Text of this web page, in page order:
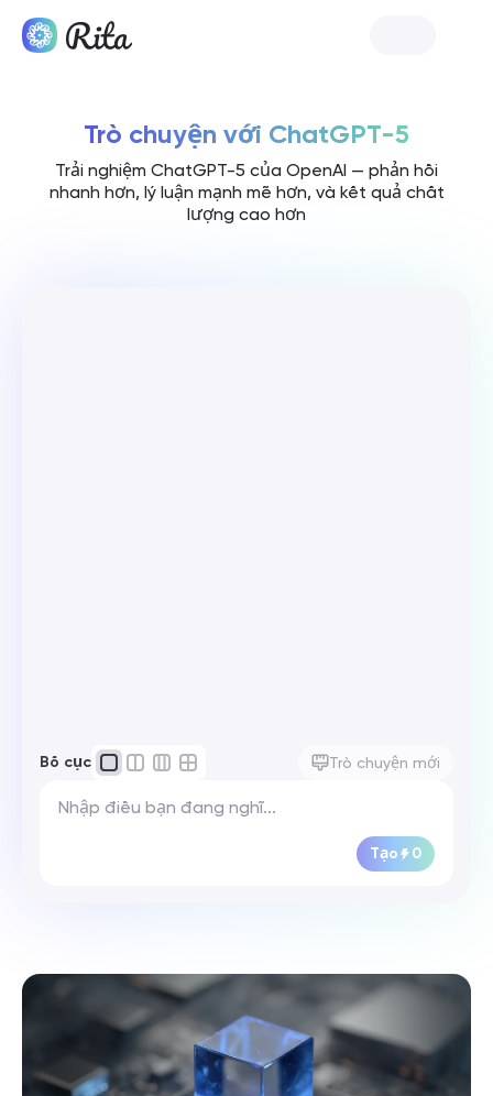
Trò chuyện với ChatGPT-5
Trải nghiệm ChatGPT-5 của OpenAI — phản hồi
nhanh hơn, lý luận mạnh mẽ hơn, và kết quả chất
lượng cao hơn
Bố cục Trò chuyện mới
Tạo 0